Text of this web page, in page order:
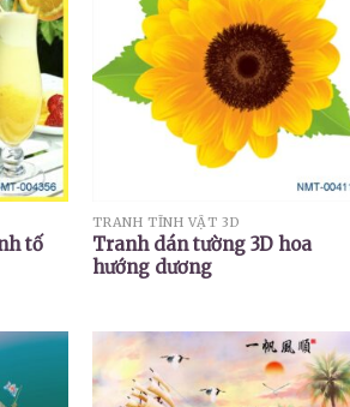
tố
TRANH TĨNH VẬT 3D
Tranh dán tường 3D hoa
hướng dương